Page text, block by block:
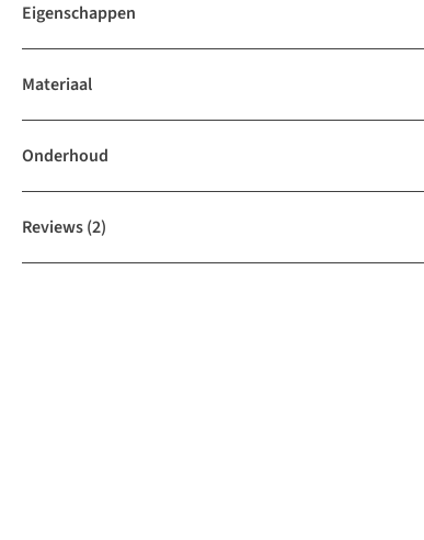
Eigenschappen
Materiaal
Onderhoud
Reviews(2)